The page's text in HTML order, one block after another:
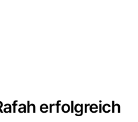
erfolgreich